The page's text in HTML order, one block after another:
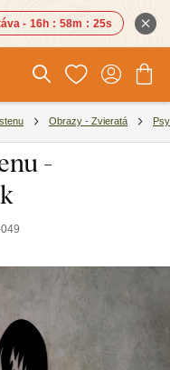
- 16h : 58m : 24s
Obrazy - Zvieratá Psy
-